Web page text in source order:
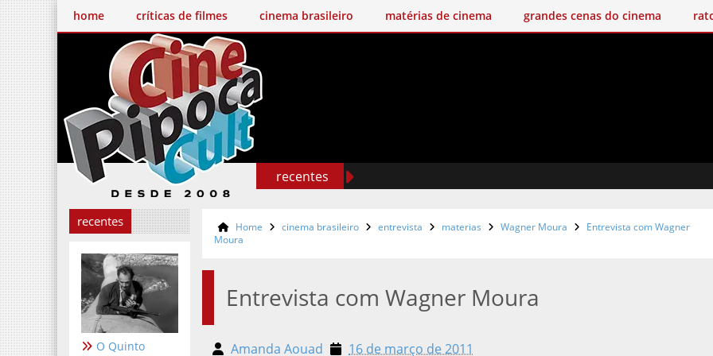
home críticas de filmes cinema brasileiro matérias de cinema grandes cenas do cinema
recentes
recentes
O Quinto
Home cinema brasileiro entrevista materias Wagner Moura
Entrevista com Wagner
Moura
Entrevista com Wagner Moura
Amanda Aouad 16 de março de 2011